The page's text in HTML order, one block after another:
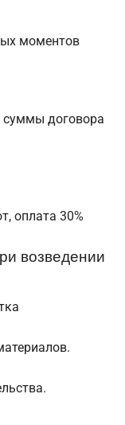
моментов
суммы договора
оплата 30%
возведении